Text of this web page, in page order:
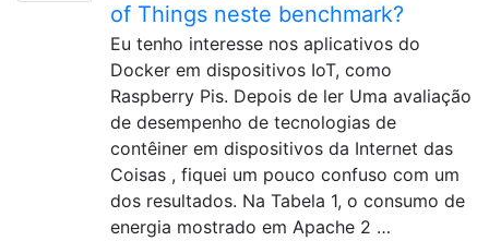
of Things neste benchmark?
Eu tenho interesse nos aplicativos do
Docker em dispositivos IoT, como
Raspberry Pis. Depois de ler Uma avaliação
de desempenho de tecnologias de
contêiner em dispositivos da Internet das
Coisas , fiquei um pouco confuso com um
dos resultados. Na Tabela 1, o consumo de
energia mostrado em Apache 2 …